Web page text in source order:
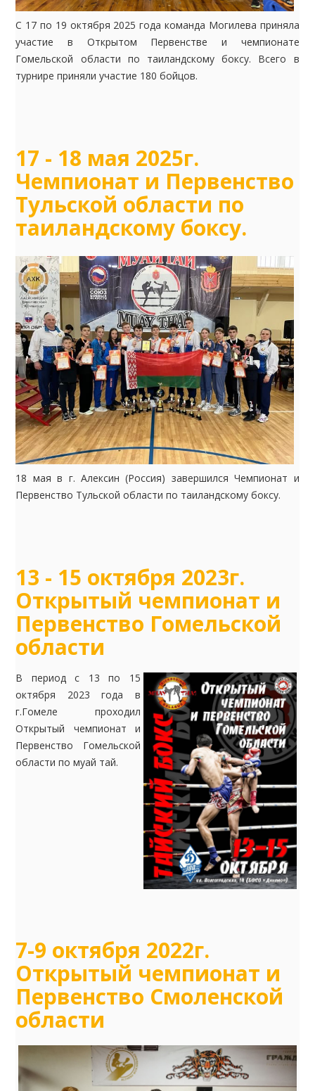
С 17 по 19 октября 2025 года команда Могилева приняла
участие в Открытом Первенстве и чемпионате
Гомельской области по таиландскому боксу. Всего в
турнире приняли участие 180 бойцов.
17 - 18 мая 2025г.
Чемпионат и Первенство
Тульской области по
таиландскому боксу.
18 мая в г. Алексин (Россия) завершился Чемпионат и
Первенство Тульской области по таиландскому боксу.
13 - 15 октября 2023г.
Открытый чемпионат и
Первенство Гомельской
области
В период с 13 по 15
октября 2023 года в
г.Гомеле проходил
Открытый чемпионат и
Первенство Гомельской
области по муай тай.
7-9 октября 2022г.
Открытый чемпионат и
Первенство Смоленской
области